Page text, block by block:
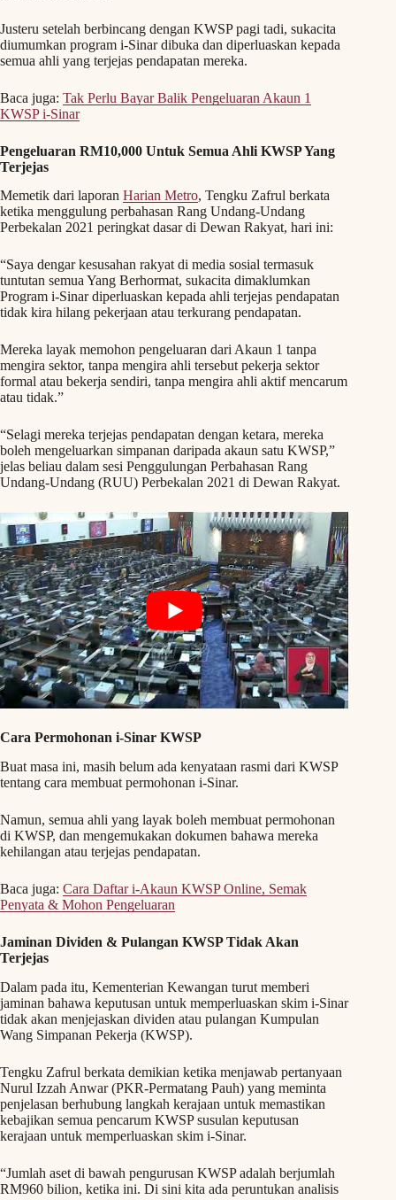
Justeru setelah berbincang dengan KWSP pagi tadi, sukacita
diumumkan program i-Sinar dibuka dan diperluaskan kepada
semua ahli yang terjejas pendapatan mereka.
Baca juga: Tak Perlu Bayar Balik Pengeluaran Akaun 1
KWSP i-Sinar
Pengeluaran RM10,000 Untuk Semua Ahli KWSP Yang
Terjejas
Memetik dari laporan Harian Metro, Tengku Zafrul berkata
ketika menggulung perbahasan Rang Undang-Undang
Perbekalan 2021 peringkat dasar di Dewan Rakyat, hari ini:
“Saya dengar kesusahan rakyat di media sosial termasuk
tuntutan semua Yang Berhormat, sukacita dimaklumkan
Program i-Sinar diperluaskan kepada ahli terjejas pendapatan
tidak kira hilang pekerjaan atau terkurang pendapatan.
Mereka layak memohon pengeluaran dari Akaun 1 tanpa
mengira sektor, tanpa mengira ahli tersebut pekerja sektor
formal atau bekerja sendiri, tanpa mengira ahli aktif mencarum
atau tidak.”
“Selagi mereka terjejas pendapatan dengan ketara, mereka
boleh mengeluarkan simpanan daripada akaun satu KWSP,”
jelas beliau dalam sesi Penggulungan Perbahasan Rang
Undang-Undang (RUU) Perbekalan 2021 di Dewan Rakyat.
Cara Permohonan i-Sinar KWSP
Buat masa ini, masih belum ada kenyataan rasmi dari KWSP
tentang cara membuat permohonan i-Sinar.
Namun, semua ahli yang layak boleh membuat permohonan
di KWSP, dan mengemukakan dokumen bahawa mereka
kehilangan atau terjejas pendapatan.
Baca juga: Cara Daftar i-Akaun KWSP Online, Semak
Penyata & Mohon Pengeluaran
Jaminan Dividen & Pulangan KWSP Tidak Akan
Terjejas
Dalam pada itu, Kementerian Kewangan turut memberi
jaminan bahawa keputusan untuk memperluaskan skim i-Sinar
tidak akan menjejaskan dividen atau pulangan Kumpulan
Wang Simpanan Pekerja (KWSP).
Tengku Zafrul berkata demikian ketika menjawab pertanyaan
Nurul Izzah Anwar (PKR-Permatang Pauh) yang meminta
penjelasan berhubung langkah kerajaan untuk memastikan
kebajikan semua pencarum KWSP susulan keputusan
kerajaan untuk memperluaskan skim i-Sinar.
“Jumlah aset di bawah pengurusan KWSP adalah berjumlah
RM960 bilion, ketika ini. Di sini kita ada peruntukan analisis